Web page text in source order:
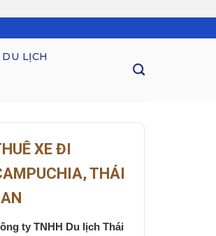
LỊCH
XE ĐI
THÁI
ty TNHH Du lịch Thái